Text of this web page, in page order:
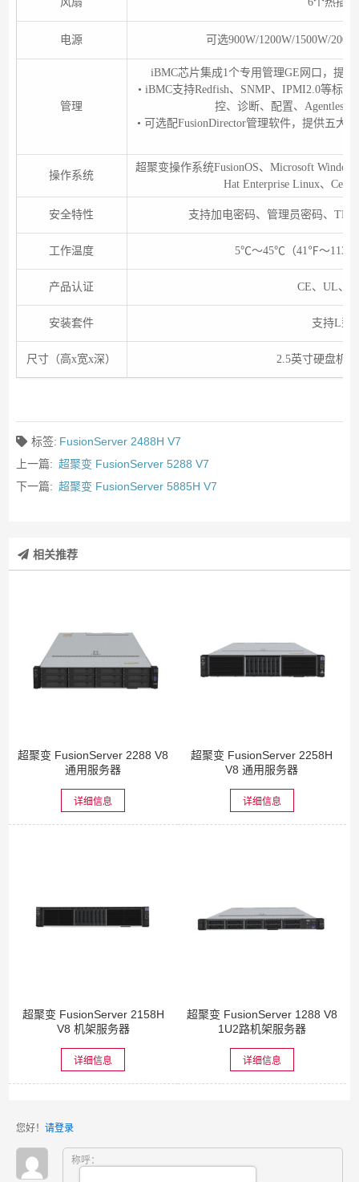
电源 可选900W/1200W/1500W/
管理
iBMC芯片集成1个专用管理GE网口，提
• iBMC支持Redfish、SNMP、IPMI2.0等标
控、诊断、配置、Agentless
• 可选配FusionDirector管理软件，提供五大
操作系统
超聚变操作系统FusionOS、Microsoft
Hat Enterprise Linux、
安全特性 支持加电密码、管理员密码、
工作温度 5℃～45℃（41℉～113
产品认证 CE、 UL、
安装套件 支持L型
尺寸（高x宽x深） 2.5英寸硬盘机
标签: FusionServer 2488H V7
上一篇: 超聚变 FusionServer 5288 V7
下一篇: 超聚变 FusionServer 5885H V7
相关推荐
超聚变 FusionServer 2288 V8
通用服务器
详细信息
超聚变 FusionServer 2258H
V8 通用服务器
详细信息
超聚变 FusionServer 2158H
V8 机架服务器
详细信息
超聚变 FusionServer 1288 V8
1U2路机架服务器
详细信息
您好！ 请登录
称呼：